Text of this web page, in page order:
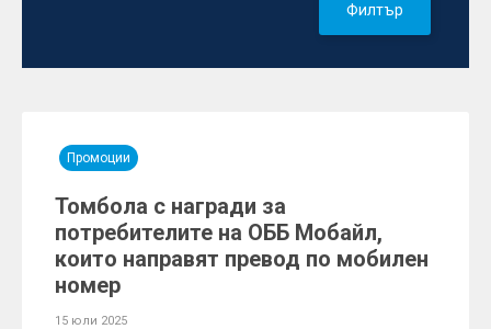
Филтър
Промоции
Томбола с награди за
потребителите на ОББ Мобайл,
които направят превод по мобилен
номер
15 юли 2025